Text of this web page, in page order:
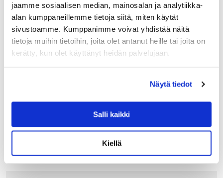
jaamme sosiaalisen median, mainosalan ja analytiikka-
alan kumppaneillemme tietoja siitä, miten käytät
sivustoamme. Kumppanimme voivat yhdistää näitä
tietoja muihin tietoihin, joita olet antanut heille tai joita on
kerätty, kun olet käyttänyt heidän palvelujaan.
Näytä tiedot
Salli kaikki
Kiellä
ALESSI
ALESSI PULCINA ESPRESSOKEITIN, 6:N KUPI
N, MUSTA KAHVA
Alessin Pulcina 6:n kupin espressopannu on Michele de
kunniapaikalla. Saatavana myös…
100.00€